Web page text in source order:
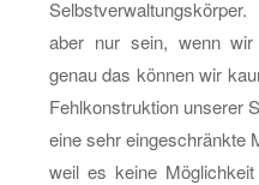
aber nur sein, wenn wir
genau das kön­nen wir
Fehl­kon­struk­ti­on un­se­rer
eine sehr ein­ge­schränk­te
weil es keine